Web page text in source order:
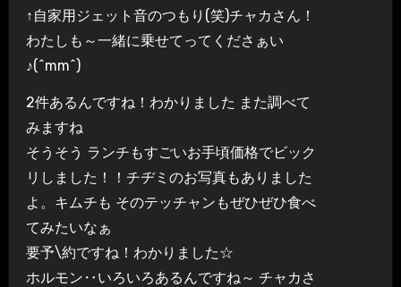
↑自家用ジェット音のつもり(笑)チャカさん！
わたしも～一緒に乗せてってくださぁい
♪(^mm^)
2件あるんですね！わかりました また調べて
みますね
そうそう ランチもすごいお手頃価格でビック
リしました！！チヂミのお写真もありました
よ。キムチも そのテッチャンもぜひぜひ食べ
てみたいなぁ
要予\約ですね！わかりました☆
ホルモン‥いろいろあるんですね～ チャカさ